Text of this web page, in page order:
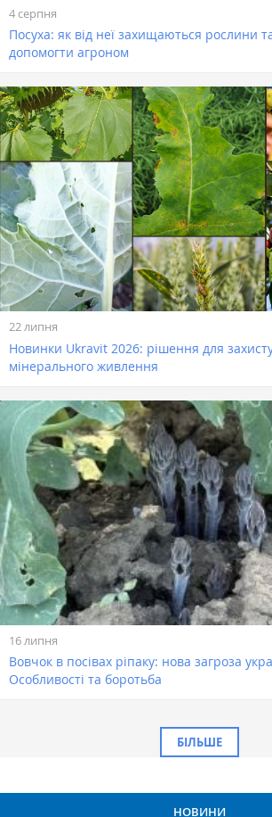
4 серпня
Посуха: як від неї захищаються рослини
допомогти агроном
22 липня
Новинки Ukravit 2026: рішення для захисту
мінерального живлення
16 липня
Вовчок в посівах ріпаку: нова загроза
Особливості та боротьба
БІЛЬШЕ
НОВИНИ